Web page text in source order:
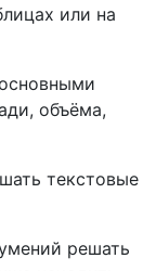
или на
объёма,
текстовые
решать